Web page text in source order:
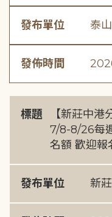
發布單位 泰
發佈時間
標題
【新莊中港
7/8-8/26每
名額 歡迎報
發布單位 新